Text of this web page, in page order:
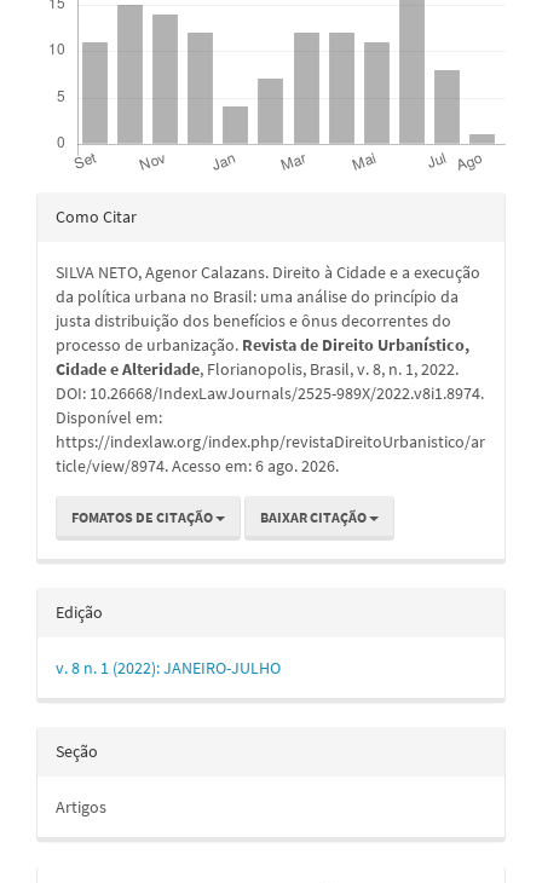
Detalhes
artigo
Como Citar
SILVA NETO, Agenor Calazans. Direito à Cidade e a execução
da política urbana no Brasil: uma análise do princípio da
justa distribuição dos benefícios e ônus decorrentes do
processo de urbanização. Revista de Direito Urbanístico,
Cidade e Alteridade, Florianopolis, Brasil, v. 8, n. 1, 2022.
DOI: 10.26668/IndexLawJournals/2525-989X/2022.v8i1.8974.
Disponível em:
https://indexlaw.org/index.php/revistaDireitoUrbanistico/ar
ticle/view/8974. Acesso em: 6 ago. 2026.
FOMATOS DE CITAÇÃO BAIXAR CITAÇÃO
Edição
v. 8 n. 1 (2022): JANEIRO-JULHO
Seção
Artigos